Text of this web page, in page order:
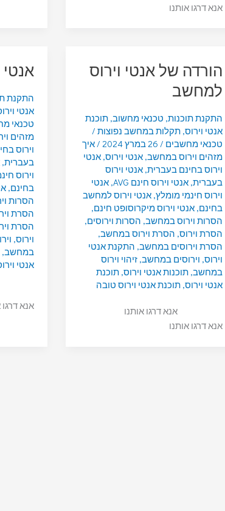
אנא דרגו אותנו
הורדה של אנטי וירוס
למחשב
התקנת תוכנות, טכנאי מחשוב,תוכנת
אנטי וירוס,תקלות במחשב נפוצות /
טכנאי מחשבים / 26 במרץ 2024 /איך
מזהים וירוס במחשב,אנטי וירוס,אנטי
וירוס בחינם בעברית,אנטי וירוס
בעברית,אנטי וירוס חינם AVG ,אנטי
וירוס חינמי מומלץ,אנטי וירוס למחשב
בחינם,אנטי וירוס מיקרוסופט חינם,
הסרות וירוס במחשב, הסרות וירוסים,
הסרת וירוס, הסרת וירוס במחשב,
הסרת וירוסים במחשב, התקנת אנטי
וירוס, וירוסים במחשב,זיהוי וירוס
במחשב,תוכנות אנטי וירוס,תוכנת
אנטי וירוס,תוכנת אנטי וירוס טובה
אנא דרגו אותנו
אנא דרגו אותנו
התקנת
אנטי
טכנאי
מזהים
וירוס
בעברית,
וירוס
בחינם,
הסרות
הסרת
הסרת
וירוס,
במחשב,
אנטי
אנא דרגו